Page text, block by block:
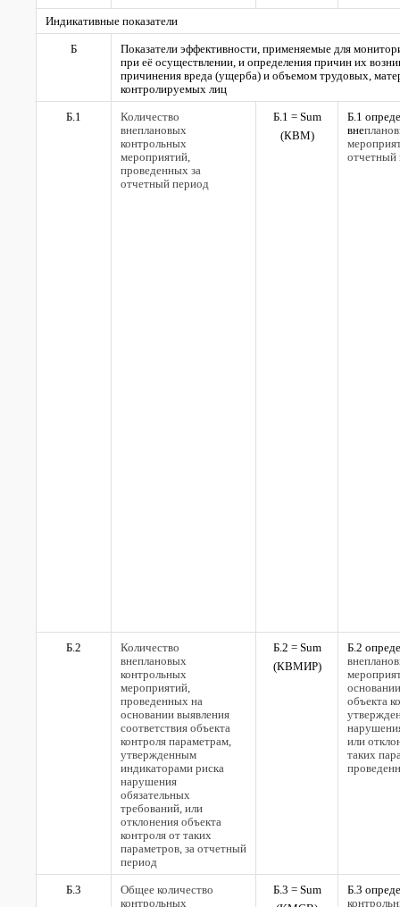
Индикативные показатели
Б
Показатели эффективности, применяемые для
при её осуществлении, и определения причин их
причинения вреда (ущерба) и объемом трудовых,
контролируемых лиц
Б.1
Количество
внеплановых
контрольных
мероприятий,
проведенных за
отчетный период
Б.1 = Sum
(КВМ)
Б.1
вне
отчетный
Б.2
Количество
внеплановых
контрольных
мероприятий,
проведенных на
основании выявления
соответствия объекта
контроля параметрам,
утвержденным
индикаторами риска
нарушения
обязательных
требований, или
отклонения объекта
контроля от таких
параметров, за отчетный
период
Б.2 = Sum
(КВМИР)
Б.2
объекта
или
таких
Б.3
Общее количество
контрольных
Б.3 = Sum
Б.3